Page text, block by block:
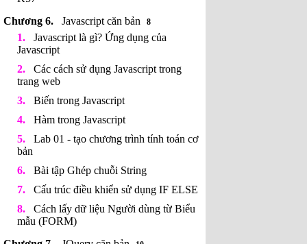
Javascript căn bản
8
Javascript là gì? Ứng dụng của
Javascript
Các cách sử dụng Javascript trong
trang web
Biến trong Javascript
Hàm trong Javascript
Lab 01 - tạo chương trình tính toán cơ
bản
Bài tập Ghép chuỗi String
Cấu trúc điều khiển sử dụng IF ELSE
Cách lấy dữ liệu Người dùng từ Biểu
mẫu (FORM)